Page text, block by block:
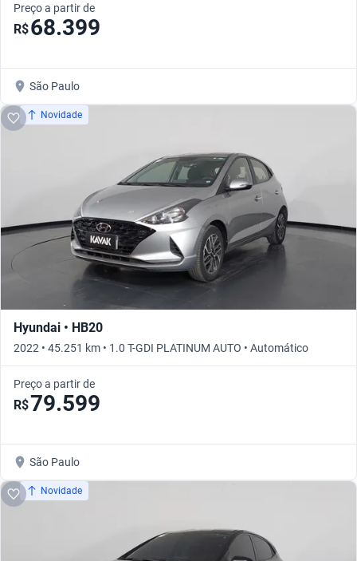
Preço a partir de
R$68.399
São Paulo
Novidade
Hyundai • HB20
2022 • 45.251 km • 1.0 T-GDI PLATINUM AUTO • Automático
Preço a partir de
R$79.599
São Paulo
Novidade